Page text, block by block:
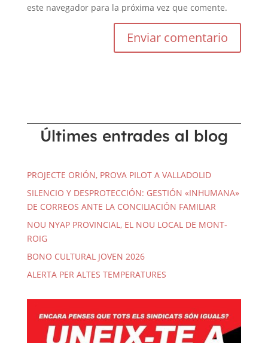
este navegador para la próxima vez que comente.
Últimes entrades al blog
PROJECTE ORIÓN, PROVA PILOT A VALLADOLID
SILENCIO Y DESPROTECCIÓN: GESTIÓN «INHUMANA»
DE CORREOS ANTE LA CONCILIACIÓN FAMILIAR
NOU NYAP PROVINCIAL, EL NOU LOCAL DE MONT-
ROIG
BONO CULTURAL JOVEN 2026
ALERTA PER ALTES TEMPERATURES